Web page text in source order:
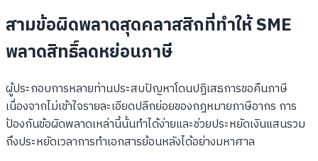
สามข้อผิดพลาดสุดคลาสสิกที่ทำให้ SME
พลาดสิทธิ์ลดหย่อนภาษี
ผู้ประกอบการหลายท่านประสบปัญหาโดนปฏิเสธการขอคืนภาษี
เนื่องจากไม่เข้าใจรายละเอียดปลีกย่อยของกฎหมายภาษีอากร การ
ป้องกันข้อผิดพลาดเหล่านี้นั้นทำได้ง่ายและช่วยประหยัดเงินแสนรวม
ถึงประหยัดเวลาการทำเอกสารย้อนหลังได้อย่างมหาศาล